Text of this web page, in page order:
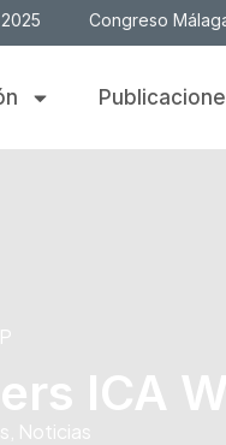
Congreso
ICA
Noticias